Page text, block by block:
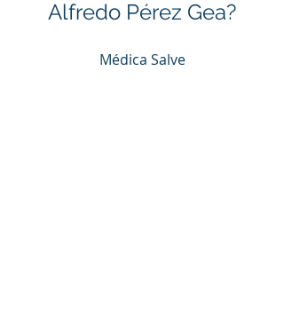
Alfredo Pérez Gea?
Médica Salve